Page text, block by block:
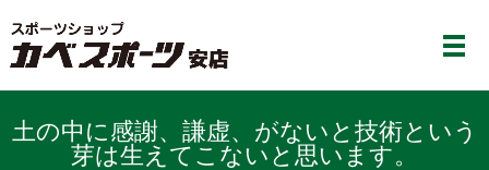
土の中に感謝、謙虚、がないと技術という
芽は生えてこないと思います。